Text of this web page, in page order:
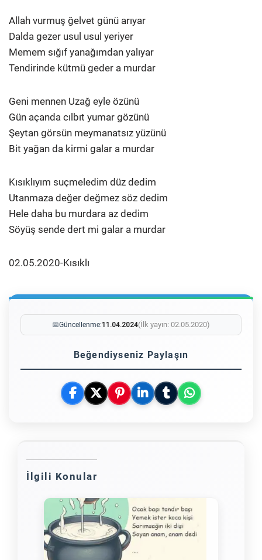
Allah vurmuş ğelvet günü arıyar
Dalda gezer usul usul yeriyer
Memem sığıf yanağımdan yalıyar
Tendirinde kütmü geder a murdar
Geni mennen Uzağ eyle özünü
Gün açanda cılbıt yumar gözünü
Şeytan görsün meymanatsız yüzünü
Bit yağan da kirmi galar a murdar
Kısıklıyım suçmeledim düz dedim
Utanmaza değer değmez söz dedim
Hele daha bu murdara az dedim
Söyüş sende dert mi galar a murdar
02.05.2020-Kısıklı
📅Güncellenme:11.04.2024(İlk yayın: 02.05.2020)
Beğendiyseniz Paylaşın
İlgili Konular